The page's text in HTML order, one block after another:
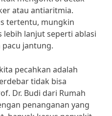
atau antiaritmia.
tertentu, mungkin
lanjut seperti ablasi
jantung.
pecahkan adalah
tidak bisa
Dr. Budi dari Rumah
penanganan yang